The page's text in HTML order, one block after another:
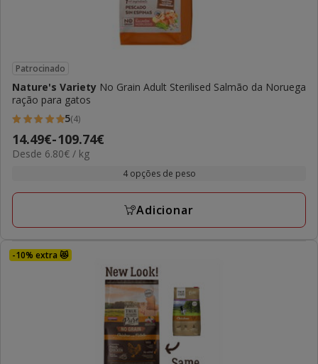
Patrocinado
Nature's Variety No Grain Adult Sterilised Salmão da Noruega
ração para gatos
5
estrelas
com
avaliações
5(4)
Preço
de
a
14.49€-109.74€
6.80€
Desde 6.80€ / kg
4 opções de peso
Adicionar
-10% extra 😻